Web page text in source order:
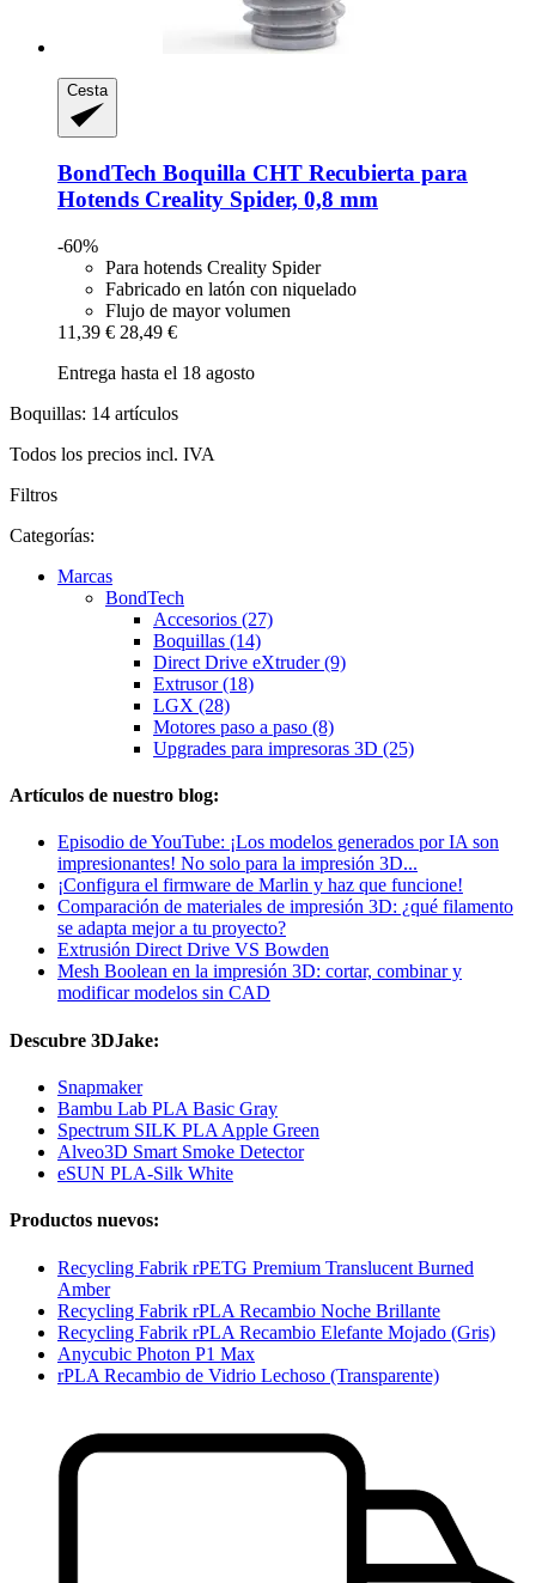
Cesta
BondTech Boquilla CHT Recubierta para
Hotends Creality Spider, 0,8 mm
-60%
Para hotends Creality Spider
Fabricado en latón con niquelado
Flujo de mayor volumen
11,39 € 28,49 €
Entrega hasta el 18 agosto
Boquillas: 14 artículos
Todos los precios incl. IVA
Filtros
Categorías:
Marcas
BondTech
Accesorios (27)
Boquillas (14)
Direct Drive eXtruder (9)
Extrusor (18)
LGX (28)
Motores paso a paso (8)
Upgrades para impresoras 3D (25)
Artículos de nuestro blog:
Episodio de YouTube: ¡Los modelos generados por IA son
impresionantes! No solo para la impresión 3D...
¡Configura el firmware de Marlin y haz que funcione!
Comparación de materiales de impresión 3D: ¿qué filamento
se adapta mejor a tu proyecto?
Extrusión Direct Drive VS Bowden
Mesh Boolean en la impresión 3D: cortar, combinar y
modificar modelos sin CAD
Descubre 3DJake:
Snapmaker
Bambu Lab PLA Basic Gray
Spectrum SILK PLA Apple Green
Alveo3D Smart Smoke Detector
eSUN PLA-Silk White
Productos nuevos:
Recycling Fabrik rPETG Premium Translucent Burned
Amber
Recycling Fabrik rPLA Recambio Noche Brillante
Recycling Fabrik rPLA Recambio Elefante Mojado (Gris)
Anycubic Photon P1 Max
rPLA Recambio de Vidrio Lechoso (Transparente)